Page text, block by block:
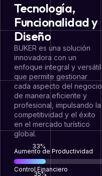
Tecnología,
Funcionalidad y
Diseño
BUKER es una solución
innovadora con un
enfoque integral y versátil
que permite gestionar
cada aspecto del negocio
de manera eficiente y
profesional, impulsando la
competitividad y el éxito
en el mercado turístico
global.
Aumento de Productividad
Control Financiero